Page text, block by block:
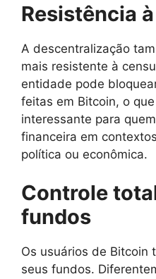
Resistência
A descentralização
mais resistente à
entidade pode
feitas em Bitcoin, o
interessante para
financeira em
política ou econômica.
Controle
fundos
Os usuários de Bitcoin
seus fundos.